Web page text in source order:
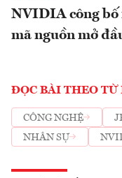
NVIDIA công
mã nguồn mở
ĐỌC BÀI THEO TỪ
CÔNG NGHỆ
NHÂN SỰ